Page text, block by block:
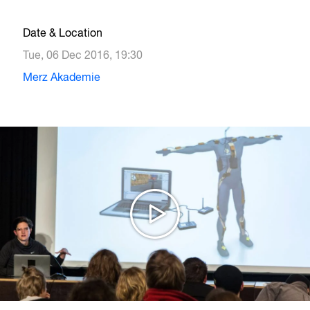
Date & Location
Tue, 06 Dec 2016, 19:30
Merz Akademie